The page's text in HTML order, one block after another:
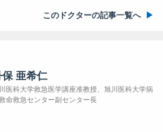
このドクターの記事一覧へ
保 亜希仁
医科大学救急医学講座准教授、旭川医科大学病
命救急センター副センター長